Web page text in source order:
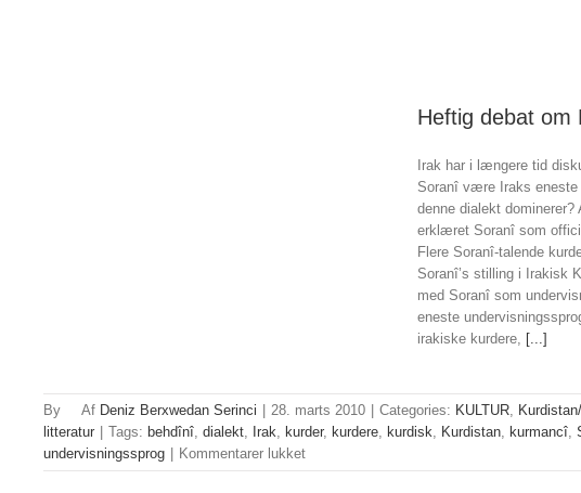
Heftig debat om
Irak har i længere tid
Soranî være Iraks eneste
denne dialekt
erklæret Soranî som
Flere Soranî-talende
Soranî’s stilling i Irakisk
med Soranî som
eneste
irakiske kurdere, [...]
By Deniz Berxwedan Serinci 28. marts 2010 Categories: KULTUR,
litteratur
Tags: behdînî, dialekt, Irak, kurder, kurdere, kurdisk, Kurdistan, kurmancî,
undervisningssprog
Kommentarer lukkettil
Heftig